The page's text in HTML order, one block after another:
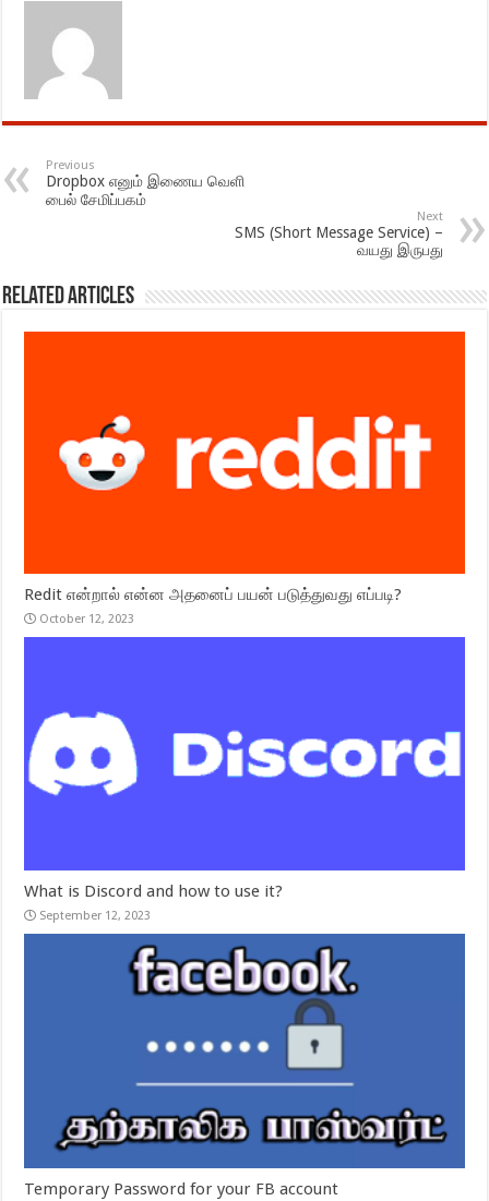
Previous
Dropbox எனும் இணைய வெளி
பைல் சேமிப்பகம்
Next
SMS (Short Message Service) –
வயது இருபது
Related Articles
Redit என்றால் என்ன அதனைப் பயன் படுத்துவது எப்படி?
October 12, 2023
What is Discord and how to use it?
September 12, 2023
Temporary Password for your FB account